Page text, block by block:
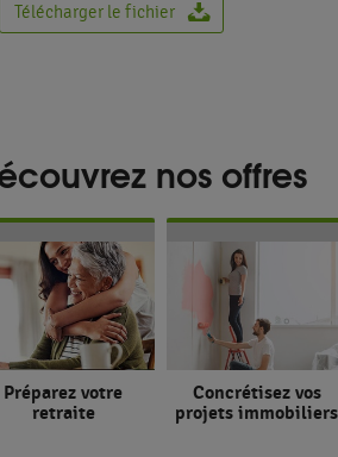
Télécharger le fichier
nos offres
Préparez votre
retraite
Concrétisez vos
projets immobiliers